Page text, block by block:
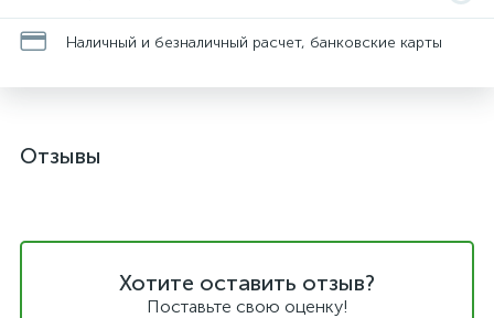
Наличный и безналичный расчет, банковские карты
Отзывы
Хотите оставить отзыв?
Поставьте свою оценку!